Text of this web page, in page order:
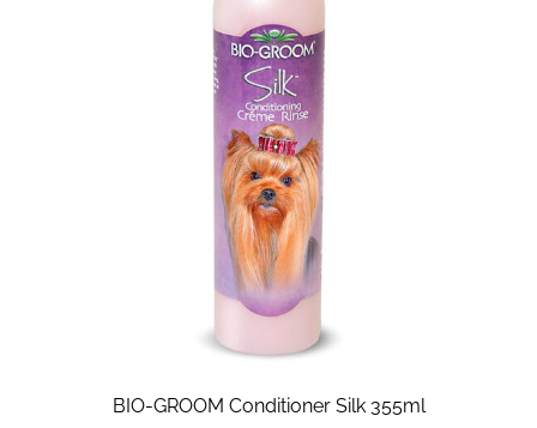
BIO-GROOM Conditioner Silk 355ml